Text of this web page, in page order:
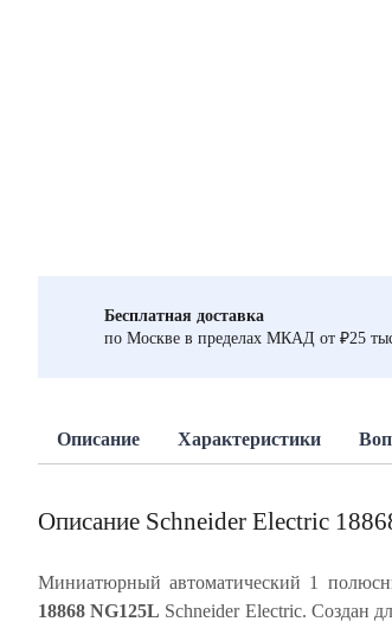
Бесплатная доставка
по Москве в пределах МКАД от ₽25
Описание Характеристики
Описание Schneider Electric
Миниатюрный автоматический
18868 NG125L Schneider Electric. Создан
блокировка. Ударопрочный